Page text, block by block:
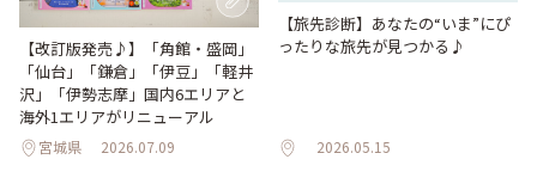
【改訂版発売♪】「角館・盛岡」
「仙台」「鎌倉」「伊豆」「軽井
沢」「伊勢志摩」国内6エリアと
海外1エリアがリニューアル
宮城県 2026.07.09
【旅先診断】あなたの“いま”にぴ
ったりな旅先が見つかる♪
2026.05.15